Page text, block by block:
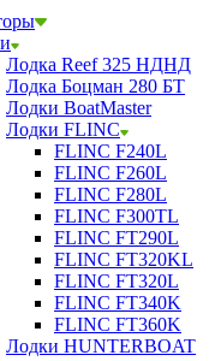
Лодка Reef 325 НДНД
Лодка Боцман 280 БТ
Лодки BoatMaster
Лодки FLINC
FLINC F240L
FLINC F260L
FLINC F280L
FLINC F300TL
FLINC FT290L
FLINC FT320KL
FLINC FT320L
FLINC FT340K
FLINC FT360K
Лодки HUNTERBOAT